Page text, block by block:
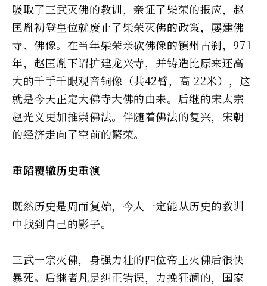
吸取了三武灭佛的教训，亲证了柴荣的报应，赵
匡胤初登皇位就废止了柴荣灭佛的政策，屡建佛
寺、佛像。在当年柴荣亲砍佛像的镇州古刹，971
年，赵匡胤下诏扩建龙兴寺，并铸造比原来还高
大的千手千眼观音铜像（共42臂，高 22米），这
就是今天正定大佛寺大佛的由来。后继的宋太宗
赵光义更加推崇佛法。伴随着佛法的复兴，宋朝
的经济走向了空前的繁荣。
重蹈覆辙历史重演
既然历史是周而复始，今人一定能从历史的教训
中找到自己的影子。
三武一宗灭佛，身强力壮的四位帝王灭佛后很快
暴死。后继者凡是纠正错误，力挽狂澜的，国家